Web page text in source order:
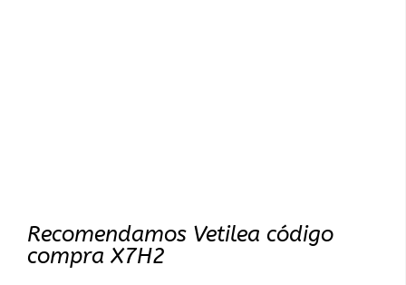
Recomendamos Vetilea código
compra X7H2